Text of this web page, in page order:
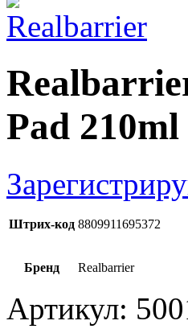
Pad 210ml
Штрих-код 8809911695372
Бренд Realbarrier
Артикул: